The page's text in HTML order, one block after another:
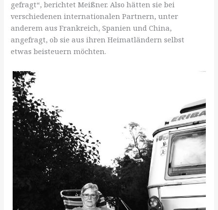
gefragt“, berichtet Meißner. Also hätten sie bei
verschiedenen internationalen Partnern, unter
anderem aus Frankreich, Spanien und China,
angefragt, ob sie aus ihren Heimatländern selbst
etwas beisteuern möchten.